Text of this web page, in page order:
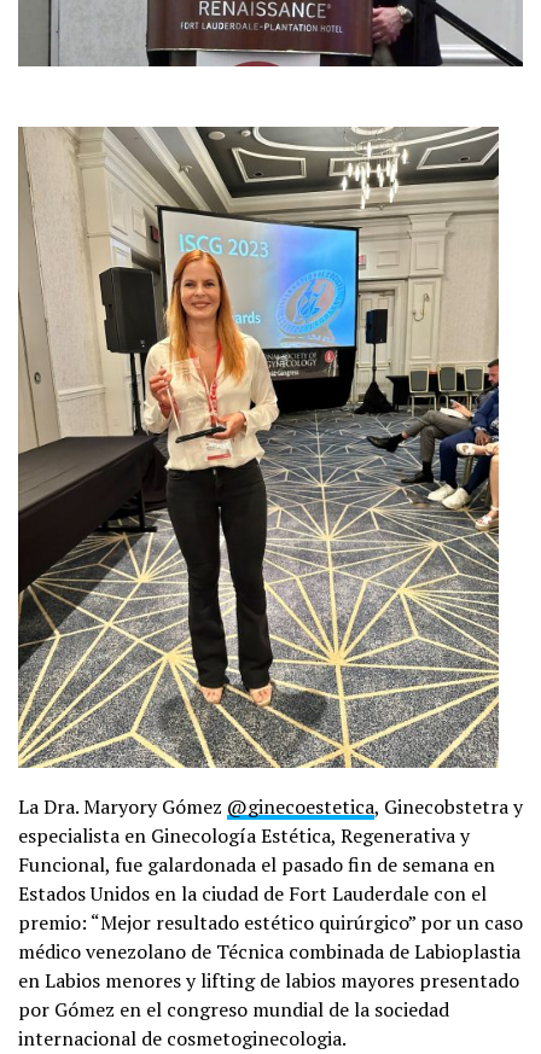
La Dra. Maryory Gómez @ginecoestetica, Ginecobstetra y
especialista en Ginecología Estética, Regenerativa y
Funcional, fue galardonada el pasado fin de semana en
Estados Unidos en la ciudad de Fort Lauderdale con el
premio: “Mejor resultado estético quirúrgico” por un caso
médico venezolano de Técnica combinada de Labioplastia
en Labios menores y lifting de labios mayores presentado
por Gómez en el congreso mundial de la sociedad
internacional de cosmetoginecologia.